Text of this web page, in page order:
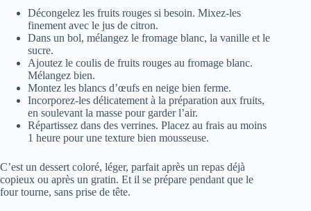
Décongelez les fruits rouges si besoin. Mixez-les
finement avec le jus de citron.
Dans un bol, mélangez le fromage blanc, la vanille et le
sucre.
Ajoutez le coulis de fruits rouges au fromage blanc.
Mélangez bien.
Montez les blancs d’œufs en neige bien ferme.
Incorporez-les délicatement à la préparation aux fruits,
en soulevant la masse pour garder l’air.
Répartissez dans des verrines. Placez au frais au moins
1 heure pour une texture bien mousseuse.
C’est un dessert coloré, léger, parfait après un repas déjà
copieux ou après un gratin. Et il se prépare pendant que le
four tourne, sans prise de tête.